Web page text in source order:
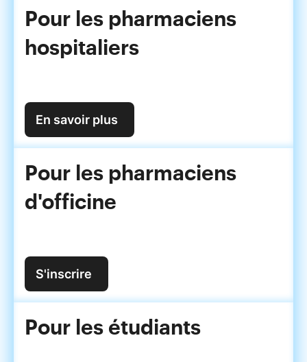
Pour les pharmaciens
hospitaliers
En savoir plus
Pour les pharmaciens
d'officine
S'inscrire
Pour les étudiants